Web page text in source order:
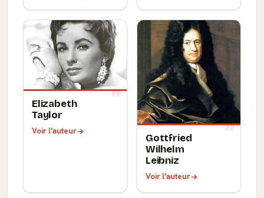
Elizabeth
Taylor
Voir l'auteur
Gottfried
Wilhelm
Leibniz
Voir l'auteur